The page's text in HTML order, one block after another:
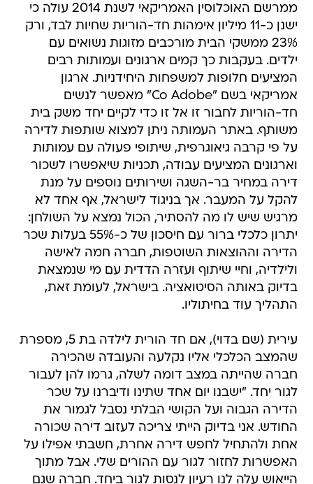
ממרשם האוכלוסין האמריקאי לשנת 2014 עולה כי
ישנן כ-11 מיליון אימהות חד-הוריות שחיות לבד, ורק
23% ממשקי הבית מורכבים מזוגות נשואים עם
ילדים. בעקבות כך קמים ארגונים ועמותות רבים
המציעים חלופות למשפחות היחידניות. ארגון
אמריקאי בשם "Co Adobe" מאפשר לנשים
חד-הוריות לחבור זו אל זו כדי לקיים יחד משק בית
משותף. באתר העמותה ניתן למצוא שותפות לדירה
על פי קרבה גיאוגרפית, שיתופי פעולה עם עמותות
וארגונים המציעים עבודה, תכניות שיאפשרו לשכור
דירה במחיר בר-השגה ושירותים נוספים על מנת
להקל על המעבר. אך בניגוד לישראל, אף אחד לא
מרגיש שיש לו מה להסתיר, הכול נמצא על השולחן:
יתרון כלכלי ברור עם חיסכון של כ-55% בעלות שכר
הדירה וההוצאות השוטפות, חברה חמה לאישה
ולילדיה, וחיי שיתוף ועזרה הדדית עם מי שנמצאת
בדיוק באותה הסיטואציה. בישראל, לעומת זאת,
התהליך עוד בחיתוליו.
עירית (שם בדוי), אם חד הורית לילדה בת 5, מספרת
שהמצב הכלכלי אליו נקלעה והעובדה שהכירה
חברה שהייתה במצב דומה לשלה, גרמו להן לעבור
לגור יחד. "ישבנו יום אחד שתינו ודיברנו על שכר
הדירה הגבוה ועל הקושי הבלתי נסבל לגמור את
החודש. אני בדיוק הייתי צריכה לעזוב דירה שכורה
אחת ולהתחיל לחפש דירה אחרת, חשבתי אפילו על
האפשרות לחזור לגור עם ההורים שלי. אבל מתוך
הייאוש עלה לנו רעיון לנסות לגור ביחד. חברה שגם